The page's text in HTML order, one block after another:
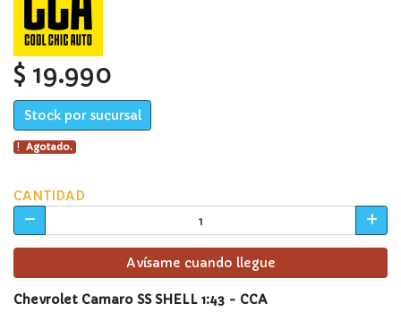
$ 19.990
Stock por sucursal
Agotado.
CANTIDAD
Avísame cuando llegue
Chevrolet Camaro SS SHELL 1:43 - CCA